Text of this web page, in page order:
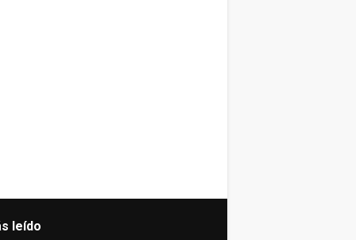
leído